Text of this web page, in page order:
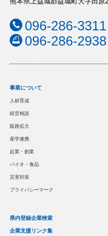
096-286-3311
096-286-2938
事業について
人材育成
経営相談
販路拡大
産学連携
起業・創業
バイオ・食品
災害対策
プライバシーマーク
県内登録企業検索
企業支援リンク集